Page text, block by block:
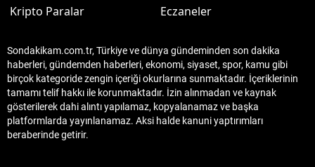
Kripto Paralar
Eczaneler
Sondakikam.com.tr, Türkiye ve dünya gündeminden son dakika
haberleri, gündemden haberleri, ekonomi, siyaset, spor, kamu gibi
birçok kategoride zengin içeriği okurlarına sunmaktadır. İçeriklerinin
tamamı telif hakkı ile korunmaktadır. İzin alınmadan ve kaynak
gösterilerek dahi alıntı yapılamaz, kopyalanamaz ve başka
platformlarda yayınlanamaz. Aksi halde kanuni yaptırımları
beraberinde getirir.